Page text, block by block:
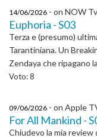
14/06/2026 - on NOW Tv
Euphoria - S03
Terza e (presumo)
Tarantiniana. Un
Zendaya che ripagano
Voto: 8
09/06/2026 - on Apple
For All Mankind -
Chiudevo la mia review